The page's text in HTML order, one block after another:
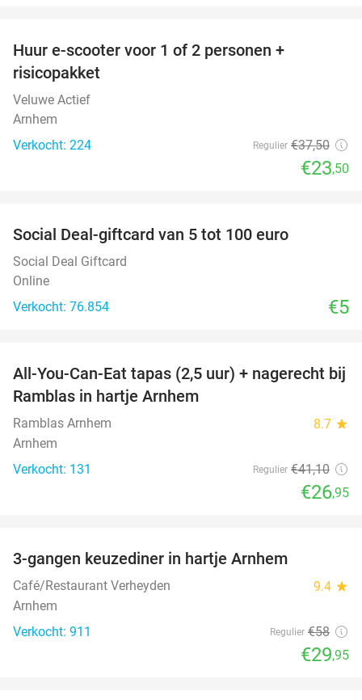
Huur e-scooter voor 1 of 2 personen +
risicopakket
Veluwe Actief
Arnhem
Verkocht: 224
Regulier €37,50
€23,50
Social Deal-giftcard van 5 tot 100 euro
Social Deal Giftcard
Online
Verkocht: 76.854
€5
34%
All-You-Can-Eat tapas (2,5 uur) + nagerecht bij
Ramblas in hartje Arnhem
Ramblas Arnhem 8.7 star
Arnhem
Verkocht: 131
Regulier €41,10
€26,95
3-gangen keuzediner in hartje Arnhem
Café/Restaurant Verheyden 9.4 star
Arnhem
Verkocht: 911
Regulier €58
€29,95